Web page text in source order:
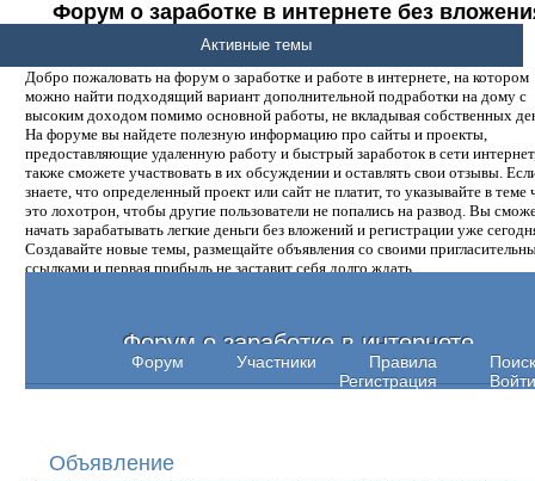
Форум о заработке в интернете без
денег.
Добро пожаловать на форум о заработке и работе в интернете, на котором
можно найти подходящий вариант дополнительной подработки на дому с
высоким доходом помимо основной работы, не вкладывая собственных
На форуме вы найдете полезную информацию про сайты и проекты,
предоставляющие удаленную работу и быстрый заработок в сети
также сможете участвовать в их обсуждении и оставлять свои отзывы.
знаете, что определенный проект или сайт не платит, то указывайте в теме
это лохотрон, чтобы другие пользователи не попались на развод. Вы
начать зарабатывать легкие деньги без вложений и регистрации уже
Создавайте новые темы, размещайте объявления со своими
ссылками и первая прибыль не заставит себя долго ждать.
Форум о заработке в интернете
Форум Участники Правила
Поиск
Регистрация
Войти
Активные темы
Объявление